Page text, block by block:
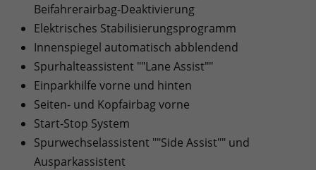
Beifahrerairbag-Deaktivierung
Elektrisches Stabilisierungsprogramm
Innenspiegel automatisch abblendend
Spurhalteassistent ""Lane Assist""
Einparkhilfe vorne und hinten
Seiten- und Kopfairbag vorne
Start-Stop System
Spurwechselassistent ""Side Assist"" und
Ausparkassistent